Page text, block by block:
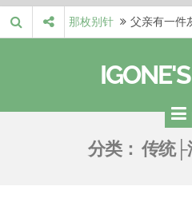
Skip
to
那枚别针
父亲有一件
自己的生活和命…
梁冬 |…
梁冬：有一些
理，完成了一次彻…
梁冬 |…
梁冬：总还
也没有那么强的…
那面旗，…
那面旗，
分类： 传统├